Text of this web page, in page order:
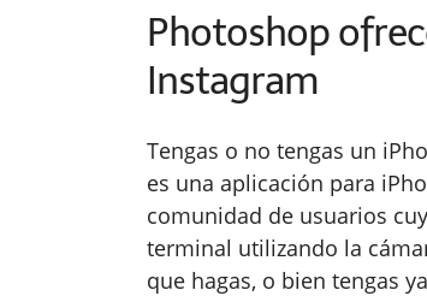
Photoshop
Instagram
Tengas o no tengas un
es una aplicación para
comunidad de usuarios
terminal utilizando la
que hagas, o bien tengas